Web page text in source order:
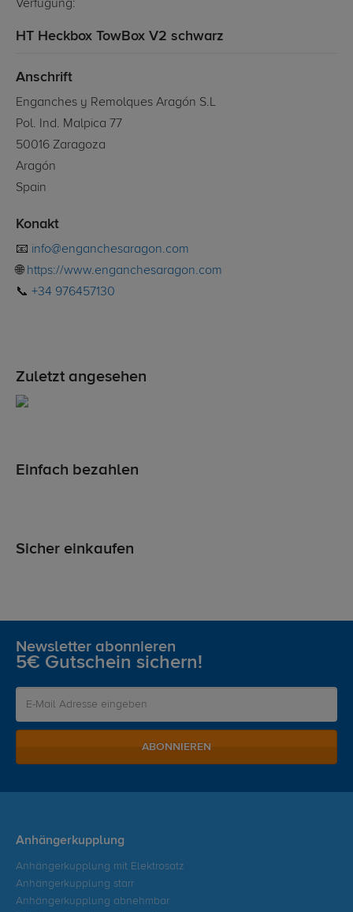
Verfügung:
HT Heckbox TowBox V2 schwarz
Anschrift
Enganches y Remolques Aragón S.L
Pol. Ind. Malpica 77
50016 Zaragoza
Aragón
Spain
Konakt
📧 info@enganchesaragon.com
🌐 https://www.enganchesaragon.com
📞 +34 976457130
Zuletzt angesehen
Einfach bezahlen
Sicher einkaufen
Newsletter abonnieren
5€ Gutschein sichern!
ABONNIEREN
Anhängerkupplung
Anhängerkupplung mit Elektrosatz
Anhängerkupplung starr
Anhängerkupplung abnehmbar